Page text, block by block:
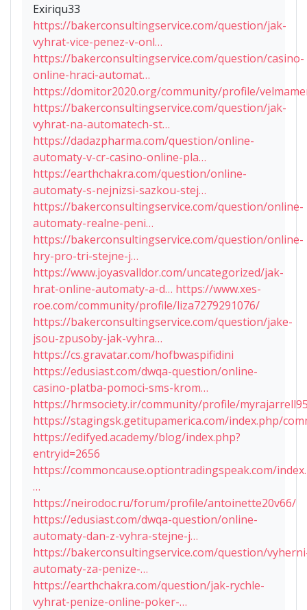
Exiriqu33
https://bakerconsultingservice.com/question/jak-
vyhrat-vice-penez-v-onl…
https://bakerconsultingservice.com/question/casino-
online-hraci-automat…
https://domitor2020.org/community/profile/
https://bakerconsultingservice.com/question/jak-
vyhrat-na-automatech-st…
https://dadazpharma.com/question/online-
automaty-v-cr-casino-online-pla…
https://earthchakra.com/question/online-
automaty-s-nejnizsi-sazkou-stej…
https://bakerconsultingservice.com/question/online-
automaty-realne-peni…
https://bakerconsultingservice.com/question/online-
hry-pro-tri-stejne-j…
https://www.joyasvalldor.com/uncategorized/jak-
hrat-online-automaty-a-d… https://www.xes-
roe.com/community/profile/liza7279291076/
https://bakerconsultingservice.com/question/jake-
jsou-zpusoby-jak-vyhra…
https://cs.gravatar.com/hofbwaspifidini
https://edusiast.com/dwqa-question/online-
casino-platba-pomoci-sms-krom…
https://hrmsociety.ir/community/profile/
https://stagingsk.getitupamerica.com/index.php/
https://edifyed.academy/blog/index.php?
entryid=2656
https://commoncause.optiontradingspeak.com/
…
https://neirodoc.ru/forum/profile/antoinette20v66/
https://edusiast.com/dwqa-question/online-
automaty-dan-z-vyhra-stejne-j…
https://bakerconsultingservice.com/question/
automaty-za-penize-…
https://earthchakra.com/question/jak-rychle-
vyhrat-penize-online-poker-…